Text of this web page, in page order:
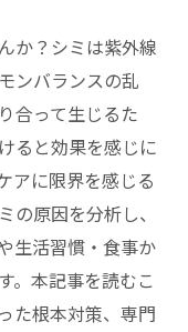
か？シミは紫外線
ンバランスの乱
合って生じるた
ると効果を感じに
アに限界を感じる
原因を分析し、
生活習慣・食事か
。本記事を読むこ
た根本対策、専門